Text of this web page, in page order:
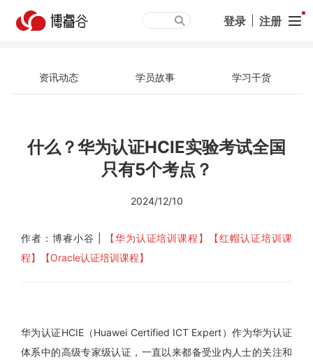
登录 注册
资讯动态 学员故事 学习干货
什么？华为认证HCIE实验考试全国
只有5个考点？
2024/12/10
作者：博睿小谷 | 【华为认证培训课程】
【红帽认证培训课
程】
【Oracle认证培训课程】
华为认证HCIE（Huawei Certified ICT Expert）作为华为认证
体系中的高级专家级认证，一直以来都备受业内人士的关注和